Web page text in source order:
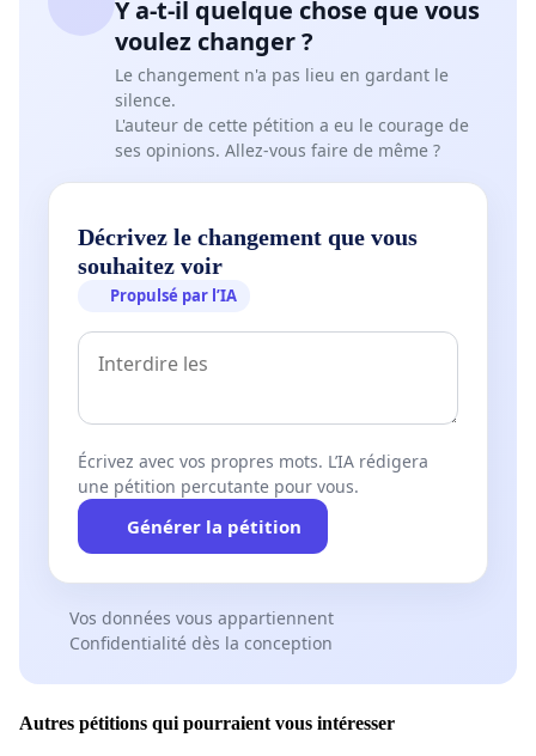
Y a-t-il quelque chose que vous
voulez changer ?
Le changement n'a pas lieu en gardant le
silence.
L'auteur de cette pétition a eu le courage de
ses opinions. Allez-vous faire de même ?
Décrivez le changement que vous
souhaitez voir
Propulsé par l’IA
Écrivez avec vos propres mots. L’IA rédigera
une pétition percutante pour vous.
Générer la pétition
Vos données vous appartiennent
Confidentialité dès la conception
Autres pétitions qui pourraient vous intéresser